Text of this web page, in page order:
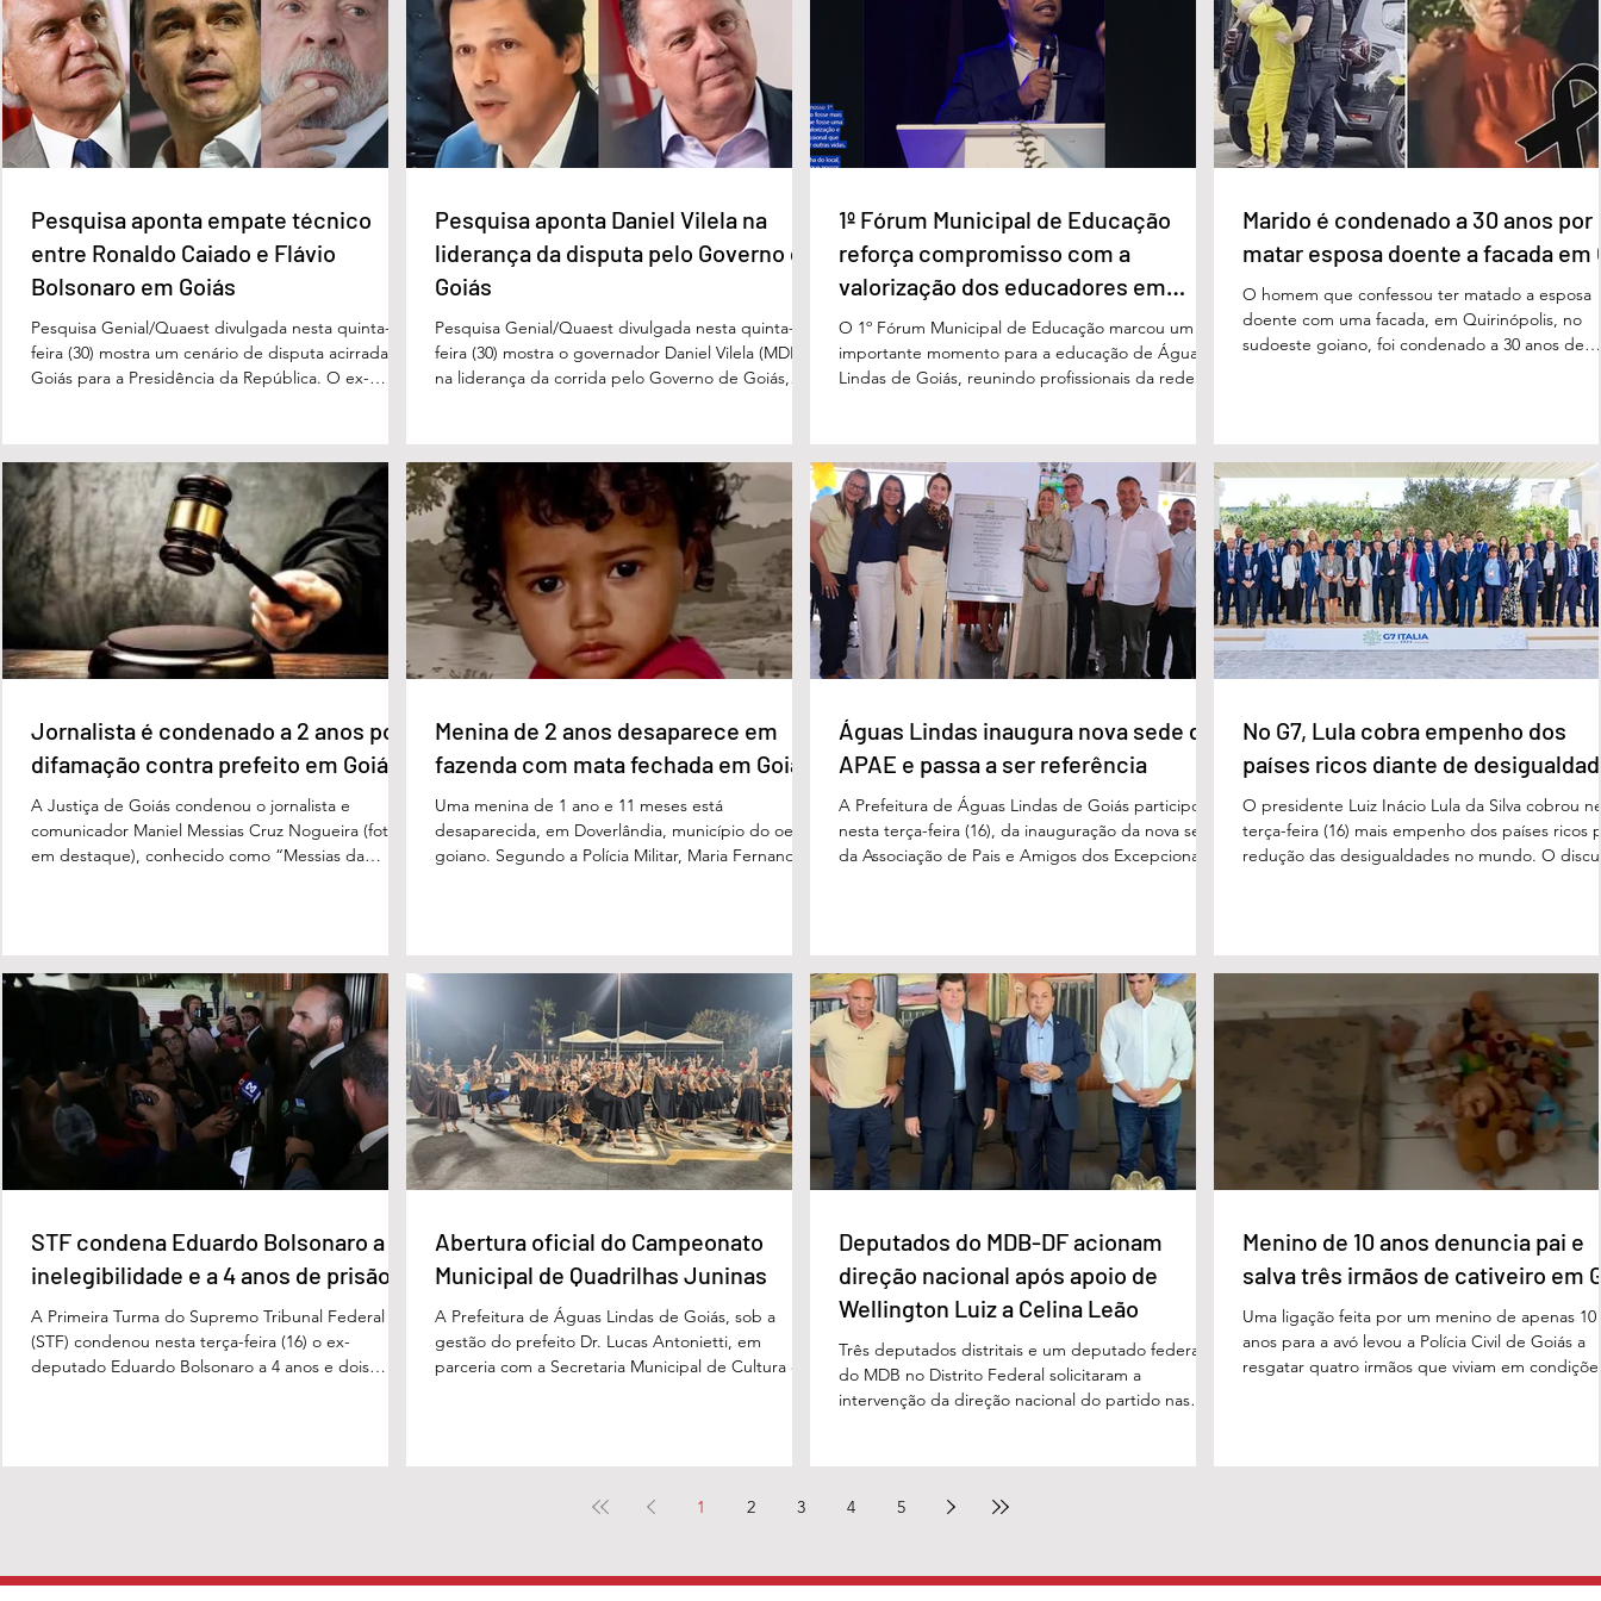
Pesquisa aponta empate
técnico entre Ronaldo Caiado
e Flávio Bolsonaro em Goiás
Pesquisa aponta Daniel Vilela
na liderança da disputa pelo
Governo de Goiás
Marido é condenado a 30 anos
por matar esposa doente a
facada em GO
Pesquisa aponta empate técnico
entre Ronaldo Caiado e Flávio
Bolsonaro em Goiás
Pesquisa Genial/Quaest divulgada nesta quinta-
feira (30) mostra um cenário de disputa acirrada em
Goiás para a Presidência da República. O ex-
27%. Considerando a margem de erro de três
pontos percentuais, os dois estão em empate
técnico. Na terceira colocação está o presidente
Luiz Inácio Lula da Silva (PT), com 23% das
intenções de voto. Os
Pesquisa aponta Daniel Vilela na
liderança da disputa pelo Governo de
Goiás
Pesquisa Genial/Quaest divulgada nesta quinta-
feira (30) mostra o governador Daniel Vilela (MDB)
na liderança da corrida pelo Governo de Goiás,
turno, Daniel Vilela aparece com 37% das intenções
de voto, seguido pelo ex-governador Marconi
Perillo (PSDB), com 21%. Em seguida estão Wilder
Morais (PL), com 11%, Luis Cesar Bueno (PT), com
3%, e
1º Fórum Municipal de Educação
reforça compromisso com a
valorização dos educadores em
Águas Lindas
O 1º Fórum Municipal de Educação marcou um
importante momento para a educação de Águas
Lindas de Goiás, reunindo profissionais da rede
um papel fundamental na formação das futuras
gerações. Durante o evento, o secretário municipal
de Educação, Denildson Oliveira, destacou que o
fórum nasceu do desejo de oferecer aos
educadores muito mais do que um
Marido é condenado a 30 anos por
matar esposa doente a facada em
O homem que confessou ter matado a esposa
doente com uma facada, em Quirinópolis, no
sudoeste goiano, foi condenado a 30 anos de
Acidente Vascular Cerebral (AVC) e estava em
condição de fragilidade física. De acordo com o
processo, Cléria foi morta com um único golpe
faca no pescoço, enquanto estava no quarto
repousando, desferido pelo
Jornalista é condenado a 2 anos por
difamação contra prefeito em Goiás
A Justiça de Goiás condenou o jornalista e
comunicador Maniel Messias Cruz Nogueira (foto
em destaque), conhecido como “Messias da
proferida pelo juiz Hermes Pereira Vidigal, da Vara
Criminal da Comarca de Edéia. O jornalista
contesta a decisão e diz que sofre perseguição.
Apesar da condenação, a pena será cumprida em
regime inicialmente aberto e
Menina de 2 anos desaparece em
fazenda com mata fechada em Goiás
Uma menina de 1 ano e 11 meses está
desaparecida, em Doverlândia, município do oeste
goiano. Segundo a Polícia Militar, Maria Fernanda
terça-feira (16/6) não havia sido localizada. O Corpo
de Bombeiros realiza buscas na região, que é de
mata fechada e próxima ao Rio Paraíso. De acordo
com o tenente Vivaldo Alves da Silva Filho, da Polí
Águas Lindas inaugura nova sede da
APAE e passa a ser referência
A Prefeitura de Águas Lindas de Goiás participou,
nesta terça-feira (16), da inauguração da nova sede
da Associação de Pais e Amigos dos Excepcionais,
avanço nas políticas públicas de inclusão, educação
especializada e atendimento multidisciplinar às
pessoas com deficiência. A nova estrutura foi
projetada para oferecer acolhimento, dese
No G7, Lula cobra empenho dos
países ricos diante de
O presidente Luiz Inácio Lula da Silva cobrou
terça-feira (16) mais empenho dos países ricos
redução das desigualdades no mundo. O
entre países ricos e pobres tem aumentado.
desafios se multiplicam, mas a solidariedade
internacional encolhe. A distância que separa a
prosperidade de Évian da realidade
STF condena Eduardo Bolsonaro a
inelegibilidade e a 4 anos de prisão
A Primeira Turma do Supremo Tribunal Federal
(STF) condenou nesta terça-feira (16) o ex-
deputado Eduardo Bolsonaro a 4 anos e dois
prisão, o ex-deputado foi condenado a oito anos
Abertura oficial do Campeonato
Municipal de Quadrilhas Juninas
A Prefeitura de Águas Lindas de Goiás, sob a
gestão do prefeito Dr. Lucas Antonietti, em
parceria com a Secretaria Municipal de Cultura e
Campeonato Municipal de Quadrilhas Juninas. O
competição, que percorrerá diversas festividades
Deputados do MDB-DF acionam
direção nacional após apoio de
Wellington Luiz a Celina Leão
Três deputados distritais e um deputado federal
do MDB no Distrito Federal solicitaram a
intervenção da direção nacional do partido nas
regional da sigla, Wellington Luiz, em defesa da
governador Ibaneis Rocha. No documento, obtido
Menino de 10 anos denuncia pai e
salva três irmãos de cativeiro em
Uma ligação feita por um menino de apenas 10
anos para a avó levou a Polícia Civil de Goiás a
resgatar quatro irmãos que viviam em
feira (5/6), quando a criança conseguiu pedir
1 2 3 4 5